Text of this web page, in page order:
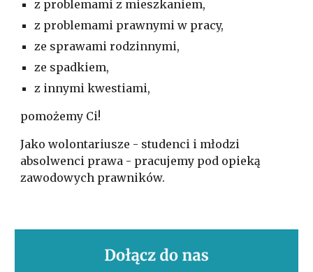
z problemami z mieszkaniem,
z problemami prawnymi w pracy,
ze sprawami rodzinnymi,
ze spadkiem,
z innymi kwestiami,
pomożemy Ci!
Jako wolontariusze - studenci i młodzi
absolwenci prawa - pracujemy pod opieką
zawodowych prawników.